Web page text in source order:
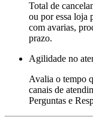
Total de
ou por essa loja
com avarias,
prazo.
Agilidade no
Avalia o tempo
canais de
Perguntas e